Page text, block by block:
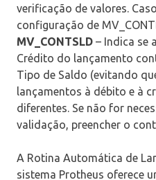
verificação de valores.
configuração de
MV_CONTSLD – Indica se
Crédito do lançamento
Tipo de Saldo (evitando
lançamentos à débito e à
diferentes. Se não for
validação, preencher o
A Rotina Automática de
sistema Protheus oferece